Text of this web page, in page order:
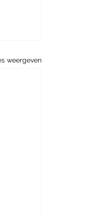
weergeven